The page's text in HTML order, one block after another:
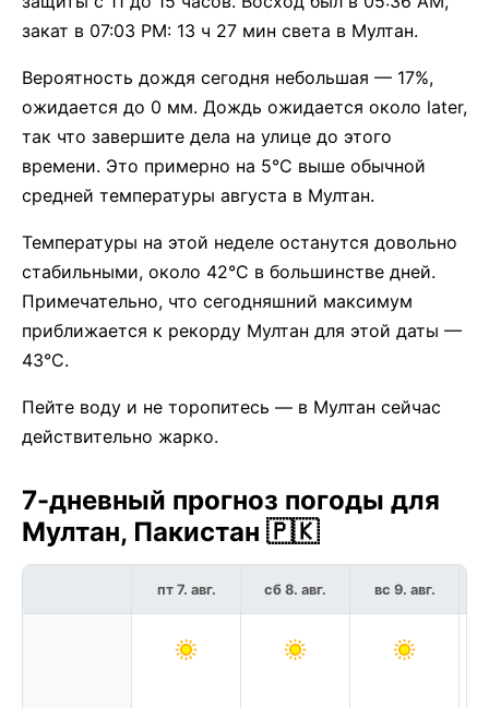
закат в 07:03 PM: 13 ч 27 мин света в Мултан.
Вероятность дождя сегодня небольшая — 17%,
ожидается до 0 мм. Дождь ожидается около later,
так что завершите дела на улице до этого
времени. Это примерно на 5°C выше обычной
средней температуры августа в Мултан.
Температуры на этой неделе останутся довольно
стабильными, около 42°C в большинстве дней.
Примечательно, что сегодняшний максимум
приближается к рекорду Мултан для этой даты —
43°C.
Пейте воду и не торопитесь — в Мултан сейчас
действительно жарко.
7-дневный прогноз погоды для
Мултан, Пакистан 🇵🇰
пт 7. авг. сб 8. авг. вс 9. авг.